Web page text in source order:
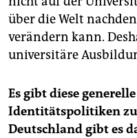
über die Welt
verändern kann.
universitäre
Es gibt diese
Identitätspolitiken
Deutschland gibt es